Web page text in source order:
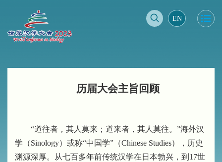
EN
历届大会主旨回顾
“道往者，其人莫来；道来者，其人莫往。 ”海外汉
学（Sinology）或称“中国学” （Chinese Studies），历史
渊源深厚。从七百多年前传统汉学在日本勃兴，到 17世